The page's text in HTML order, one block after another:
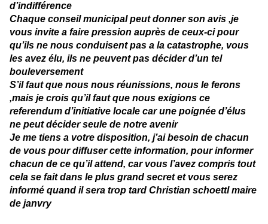
d’indifférence
Chaque conseil municipal peut donner son avis ,je
vous invite a faire pression auprès de ceux-ci pour
qu’ils ne nous conduisent pas a la catastrophe, vous
les avez élu, ils ne peuvent pas décider d’un tel
bouleversement
S’il faut que nous nous réunissions, nous le ferons
,mais je crois qu’il faut que nous exigions ce
referendum d’initiative locale car une poignée d’élus
ne peut décider seule de notre avenir
Je me tiens a votre disposition, j’ai besoin de chacun
de vous pour diffuser cette information, pour informer
chacun de ce qu’il attend, car vous l’avez compris tout
cela se fait dans le plus grand secret et vous serez
informé quand il sera trop tard Christian schoettl maire
de janvry